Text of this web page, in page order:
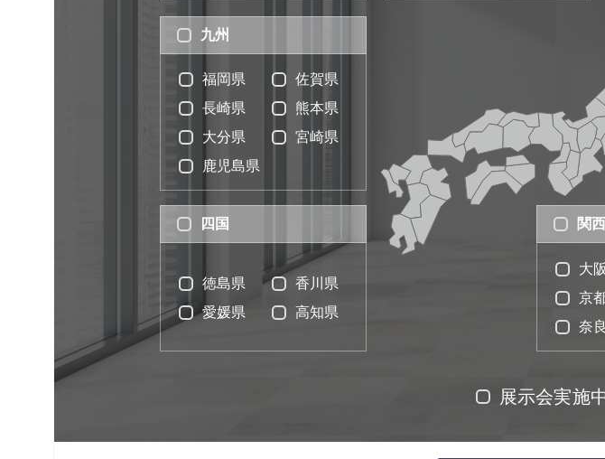
関西
大
京
奈
四国
徳島県
香川県
愛媛県
高知県
九州
福岡県
佐賀県
長崎県
熊本県
大分県
宮崎県
鹿児島県
展示会実施